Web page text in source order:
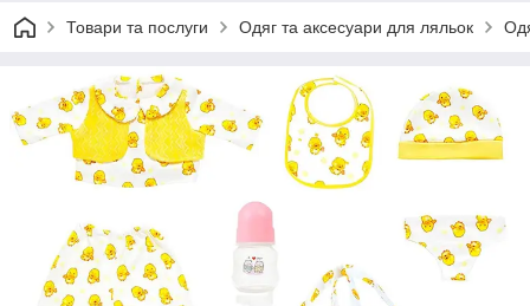
Товари та послуги Одяг та аксесуари для ляльок